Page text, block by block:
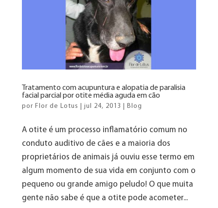
Tratamento com acupuntura e alopatia de paralisia
facial parcial por otite média aguda em cão
por Flor de Lotus jul 24, 2013 Blog
A otite é um processo inflamatório comum no
conduto auditivo de cães e a maioria dos
proprietários de animais já ouviu esse termo em
algum momento de sua vida em conjunto com o
pequeno ou grande amigo peludo! O que muita
gente não sabe é que a otite pode acometer...